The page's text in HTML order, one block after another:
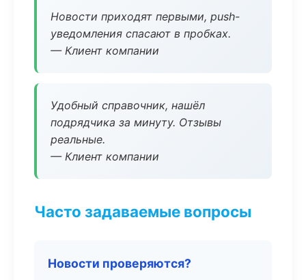
Новости приходят первыми, push-
уведомления спасают в пробках.
— Клиент компании
Удобный справочник, нашёл
подрядчика за минуту. Отзывы
реальные.
— Клиент компании
Часто задаваемые вопросы
Новости проверяются?